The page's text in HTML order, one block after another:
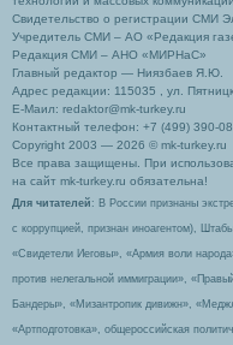
Свидетельство о регистрации СМИ
Учредитель СМИ – АО «Редакция
Редакция СМИ – АНО «МИРНаС»
Главный редактор — Ниязбаев Я.Ю.
Адрес редакции: 115035 , ул.
Е-Маил: redaktor@mk-turkey.ru
Контактный телефон: +7 (499) 390-
Copyright 2003 — 2026 © mk-turkey.ru
Все права защищены. При
на сайт mk-turkey.ru обязательна!
Для читателей : В России признаны
с коррупцией, признан иноагентом),
«Свидетели Иеговы», «Армия воли
против нелегальной иммиграции»,
Бандеры», «Мизантропик дивижн»,
«Артподготовка», общероссийская